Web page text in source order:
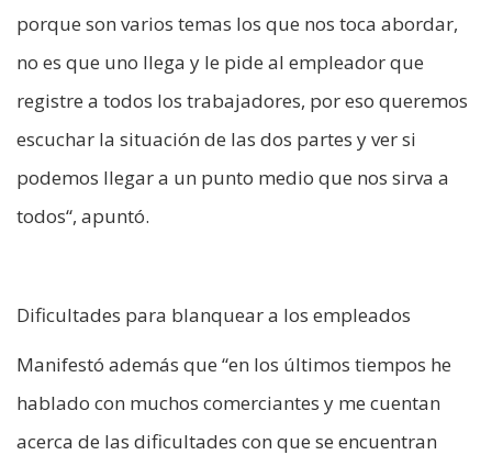
porque son varios temas los que nos toca abordar,
no es que uno llega y le pide al empleador que
registre a todos los trabajadores, por eso queremos
escuchar la situación de las dos partes y ver si
podemos llegar a un punto medio que nos sirva a
todos“, apuntó.
Dificultades para blanquear a los empleados
Manifestó además que “en los últimos tiempos he
hablado con muchos comerciantes y me cuentan
acerca de las dificultades con que se encuentran